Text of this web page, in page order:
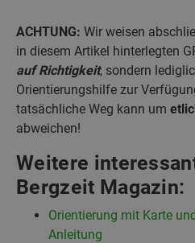
ACHTUNG: Wir weisen
in diesem Artikel hinterlegten
auf Richtigkeit, sondern
Orientierungshilfe zur
tatsächliche Weg kann um
abweichen!
Weitere
Bergzeit Magazin:
Orientierung mit Karte
Anleitung